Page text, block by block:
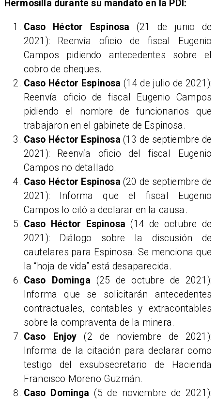
Hermosilla durante su mandato en la PDI:
Caso Héctor Espinosa(21 de junio de
2021): Reenvía oficio de fiscal Eugenio
Campos pidiendo antecedentes sobre el
cobro de cheques.
Caso Héctor Espinosa (14 de julio de 2021):
Reenvía oficio de fiscal Eugenio Campos
pidiendo el nombre de funcionarios que
trabajaron en el gabinete de Espinosa.
Caso Héctor Espinosa (13 de septiembre de
2021): Reenvía oficio del fiscal Eugenio
Campos no detallado.
Caso Héctor Espinosa (20 de septiembre de
2021): Informa que el fiscal Eugenio
Campos lo citó a declarar en la causa.
Caso Héctor Espinosa (14 de octubre de
2021): Diálogo sobre la discusión de
cautelares para Espinosa. Se menciona que
la “hoja de vida” está desaparecida.
Caso Dominga (25 de octubre de 2021):
Informa que se solicitarán antecedentes
contractuales, contables y extracontables
sobre la compraventa de la minera.
Caso Enjoy (2 de noviembre de 2021):
Informa de la citación para declarar como
testigo del exsubsecretario de Hacienda
Francisco Moreno Guzmán.
Caso Dominga(5 de noviembre de 2021):